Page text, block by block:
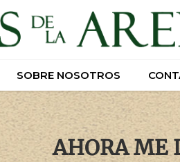
SOBRE NOSOTROS
SOBRE NOSOTROS
AHORA ME